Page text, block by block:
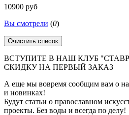
10900 руб
Вы смотрели (0)
Очистить список
ВСТУПИТЕ В НАШ КЛУБ
СКИДКУ НА ПЕРВЫЙ ЗАКАЗ
А еще мы вовремя сообщим вам о
и новинках!
Будут статьи о православном
проекты. Без воды и всегда по делу!